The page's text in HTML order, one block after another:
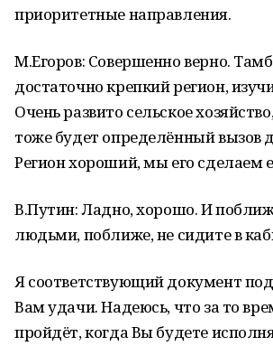
приоритетные направления.
М.Егоров: Совершенно верно.
достаточно крепкий регион,
Очень развито сельское
тоже будет определённый вызов
Регион хороший, мы его сделаем
В.Путин: Ладно, хорошо. И
людьми, поближе, не сидите в
Я соответствующий документ
Вам удачи. Надеюсь, что за то
пройдёт, когда Вы будете